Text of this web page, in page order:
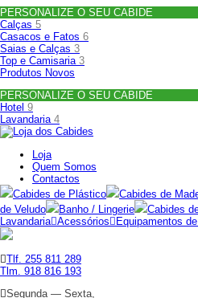
PERSONALIZE O SEU CABIDE
Calças 5
Casacos e Fatos 6
Saias e Calças 3
Top e Camisaria 3
Produtos Novos
PERSONALIZE O SEU CABIDE
Hotel 9
Lavandaria 4
Loja
Quem Somos
Contactos
Cabides de Plástico
Cabides de
de Veludo
Banho / Lingerie Cabides
Lavandaria Acessórios Equipamentos
Tlf. 255 811 289
Tlm. 918 816 193
Segunda — Sexta,